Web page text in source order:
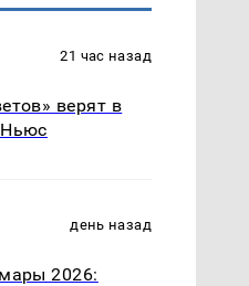
21 час назад
верят в
день назад
2026: